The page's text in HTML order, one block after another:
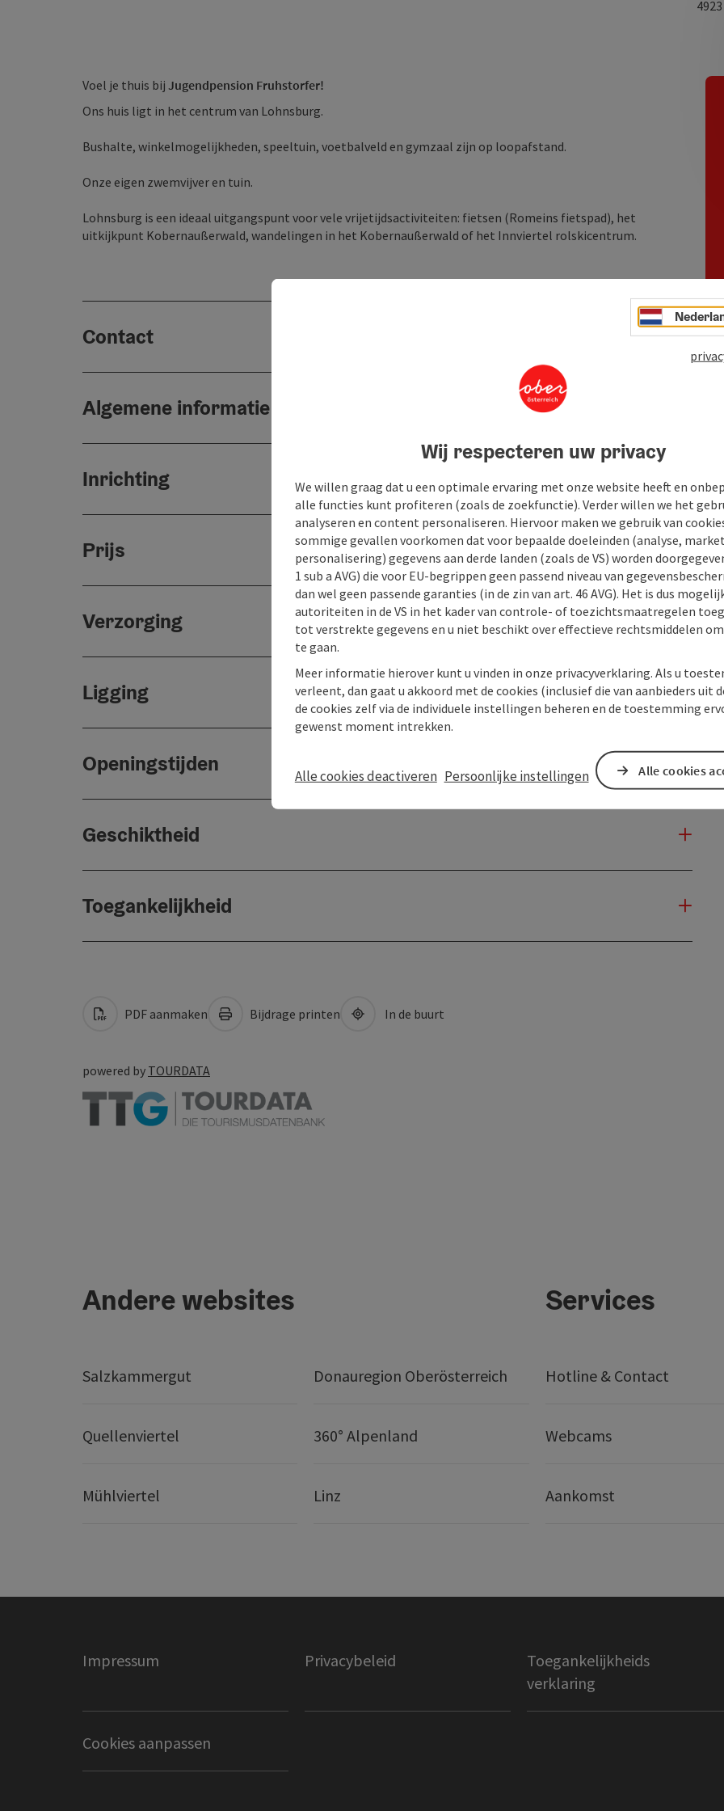
4923
Voel je thuis bij Jugendpension Fruhstorfer!
Ons huis ligt in het centrum van Lohnsburg.
Bushalte, winkelmogelijkheden, speeltuin, voetbalveld en gymzaal zijn op loopafstand.
Onze eigen zwemvijver en tuin.
Lohnsburg is een ideaal uitgangspunt voor vele vrijetijdsactiviteiten: fietsen (Romeins fietspad), het
uitkijkpunt Kobernaußerwald, wandelingen in het Kobernaußerwald of het Innviertel rolskicentrum.
Contact
Algemene informatie
Inrichting
Prijs
Verzorging
Ligging
Openingstijden
Geschiktheid
Toegankelijkheid
PDF aanmaken Bijdrage printen In de buurt
powered by TOURDATA
Andere websites
Salzkammergut Donauregion Oberösterreich
Quellenviertel 360° Alpenland
Mühlviertel Linz
Services
Hotline & Contact
Webcams
Aankomst
Impressum Privacybeleid
Toegankelijkheids
verklaring
Cookies aanpassen
Wij respecteren uw privacy
We willen graag dat u een optimale ervaring met onze website heeft en
alle functies kunt profiteren (zoals de zoekfunctie). Verder willen we het
analyseren en content personaliseren. Hiervoor maken we gebruik van
sommige gevallen voorkomen dat voor bepaalde doeleinden (analyse,
personalisering) gegevens aan derde landen (zoals de VS) worden
1 sub a AVG) die voor EU-begrippen geen passend niveau van
dan wel geen passende garanties (in de zin van art. 46 AVG). Het is dus
autoriteiten in de VS in het kader van controle- of toezichtsmaatregelen
tot verstrekte gegevens en u niet beschikt over effectieve rechtsmiddelen
te gaan.
Meer informatie hierover kunt u vinden in onze privacyverklaring. Als u
verleent, dan gaat u akkoord met de cookies (inclusief die van aanbieders uit
de cookies zelf via de individuele instellingen beheren en de toestemming
gewenst moment intrekken.
Alle cookies deactiveren Persoonlijke instellingen Alle cookies